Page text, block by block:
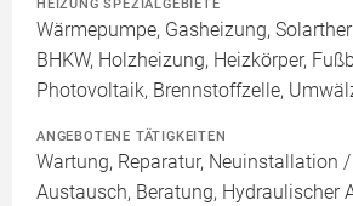
HEIZUNG SPEZIALGEBIETE
Wärmepumpe, Gasheizung,
BHKW, Holzheizung, Heizkörper,
Photovoltaik, Brennstoffzelle,
ANGEBOTENE TÄTIGKEITEN
Wartung, Reparatur, Neuinstallation
Austausch, Beratung, Hydraulischer